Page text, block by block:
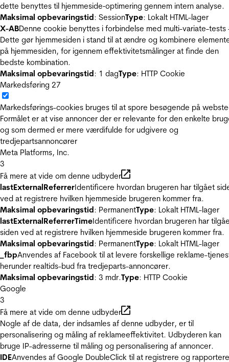
dette benyttes til hjemmeside‐optimering gennem intern analyse.
Maksimal opbevaringstid: SessionType: Lokalt HTML-lager
X-ABDenne cookie benyttes i forbindelse med multi-variate-tests
Dette gør hjemmesiden i stand til at ændre og kombinere
på hjemmesiden, for igennem effektivitetsmålinger at finde den
bedste kombination.
Maksimal opbevaringstid: 1 dagType: HTTP Cookie
Markedsføring 27
Markedsførings-cookies bruges til at spore besøgende på
Formålet er at vise annoncer der er relevante for den enkelte
og som dermed er mere værdifulde for udgivere og
tredjepartsannoncører
Meta Platforms, Inc.
3
Få mere at vide om denne udbyder
lastExternalReferrerIdentificere hvordan brugeren har tilgået
ved at registrere hvilken hjemmeside brugeren kommer fra.
Maksimal opbevaringstid: PermanentType: Lokalt HTML-lager
lastExternalReferrerTimeIdentificere hvordan brugeren har
siden ved at registrere hvilken hjemmeside brugeren kommer fra.
Maksimal opbevaringstid: PermanentType: Lokalt HTML-lager
_fbpAnvendes af Facebook til at levere forskellige reklame-
herunder realtids-bud fra tredjeparts-annoncører.
Maksimal opbevaringstid: 3 mdr.Type: HTTP Cookie
Google
3
Få mere at vide om denne udbyder
Nogle af de data, der indsamles af denne udbyder, er til
personalisering og måling af reklameeffektivitet. Udbyderen kan
bruge IP-adresserne til måling og personalisering af annoncer.
IDEAnvendes af Google DoubleClick til at registrere og